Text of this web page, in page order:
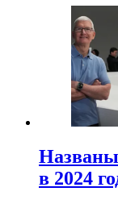
в 2024